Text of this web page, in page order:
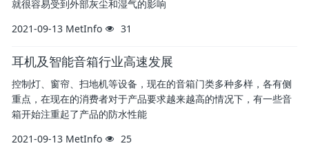
就很容易受到外部灰尘和湿气的影响
2021-09-13 MetInfo 31
耳机及智能音箱行业高速发展
控制灯、窗帘、扫地机等设备，现在的音箱门类多种多样，各有侧
重点，在现在的消费者对于产品要求越来越高的情况下，有一些音
箱开始注重起了产品的防水性能
2021-09-13 MetInfo 25